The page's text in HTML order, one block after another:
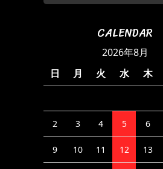
CALENDAR
2026年8月
日
月 火 水 木
2 3 4 5 6
9 10 11 12 13